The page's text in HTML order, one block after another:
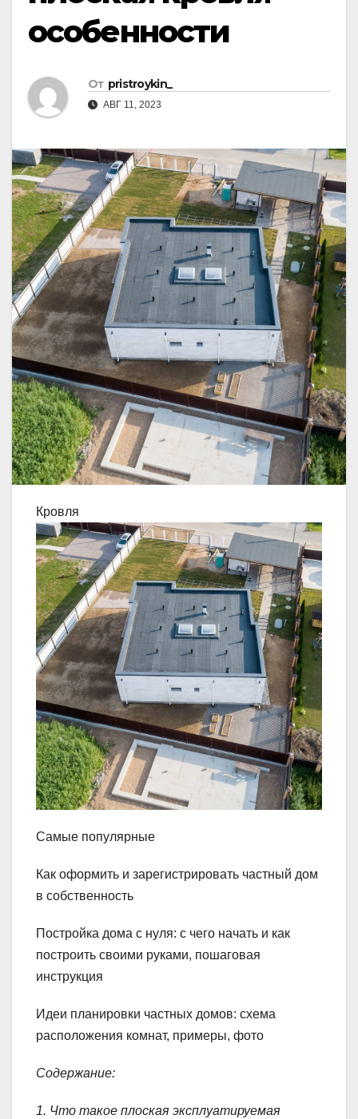
особенности
От pristroykin_
АВГ 11, 2023
Кровля
Самые популярные
Как оформить и зарегистрировать частный дом
в собственность
Постройка дома с нуля: с чего начать и как
построить своими руками, пошаговая
инструкция
Идеи планировки частных домов: схема
расположения комнат, примеры, фото
Содержание:
1. Что такое плоская эксплуатируемая